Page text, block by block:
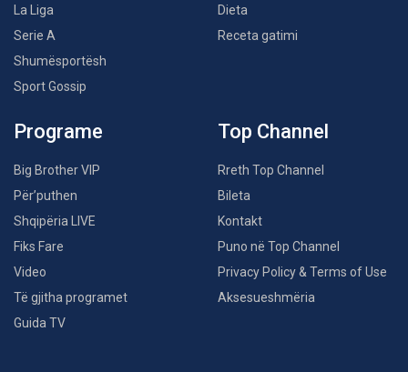
La Liga
Serie A
Shumësportësh
Sport Gossip
Dieta
Receta gatimi
Programe
Big Brother VIP
Për’puthen
Shqipëria LIVE
Fiks Fare
Video
Të gjitha programet
Guida TV
Top Channel
Rreth Top Channel
Bileta
Kontakt
Puno në Top Channel
Privacy Policy & Terms of Use
Aksesueshmëria